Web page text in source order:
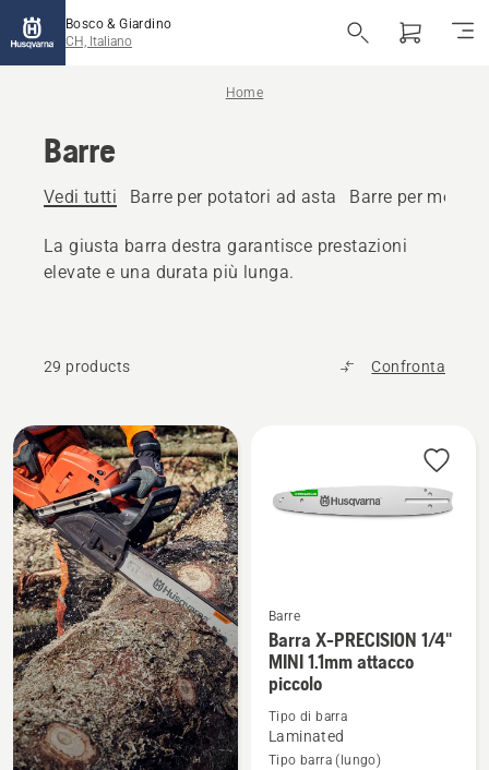
Bosco & Giardino
CH, Italiano
Home
Barre
Vedi tutti Barre per potatori ad asta Barre per
La giusta barra destra garantisce prestazioni
elevate e una durata più lunga.
29 products Confronta
Tutti
i
prodotti
Vedi
maggiori
dettagli
Barra
Barre
Barra X-PRECISION 1/4"
MINI 1.1mm attacco
piccolo
Tipo di barra
Laminated
Tipo barra (lungo)